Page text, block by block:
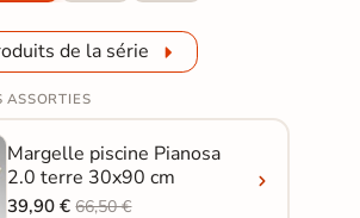
de la série
ASSORTIES
Margelle piscine Pianosa
2.0 terre 30x90 cm
39,90 €66,50 €